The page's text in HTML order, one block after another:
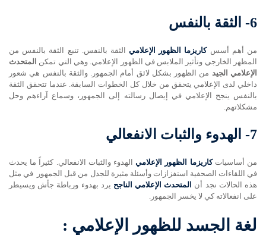
6- الثقة بالنفس
من أهم أسسكاريزما الظهور الإعلاميالثقة بالنفس. تنبع الثقة بالنفس من
المظهر الخارجي وتأثير الملابس في الظهور الإعلامي. وهي التي تمكن المتحدث
الإعلامي الجيد من الظهور بشكل لائق أمام الجمهور. والثقة بالنفس هي شعور
داخلي لدى الإعلامي يتحقق من خلال كل الخطوات السابقة. عندما تتحقق الثقة
بالنفس ينجح الإعلامي في إيصال رسالته إلى الجمهور، وسماع آراءهم وحل
مشكلاتهم.
7- الهدوء والثبات الانفعالي
من أساسياتكاريزما الظهور الإعلامي
الهدوء والثبات الانفعالي. كثيراً ما يحدث
في اللقاءات الصحفية استفزازات وأسئلة مثيرة للجدل من قبل الجمهور في مثل
هذه الحالات نجد أن المتحدث الإعلامي الناجح يرد بهدوء ورباطة جأش ويسيطر
على انفعالاته كي لا يخسر الجمهور.
لغة الجسد للظهور الإعلامي :